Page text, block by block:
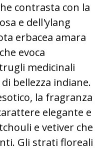
contrasta con la
e dell'ylang
erbacea amara
evoca
medicinali
bellezza indiane.
la fragranza
elegante e
e vetiver che
Gli strati floreali